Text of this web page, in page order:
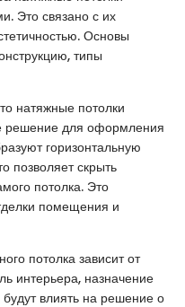
Это связано с их
Основы
типы
натяжные потолки
решение для оформления
горизонтальную
позволяет скрыть
потолка. Это
помещения и
потолка зависит от
интерьера, назначение
влиять на решение о